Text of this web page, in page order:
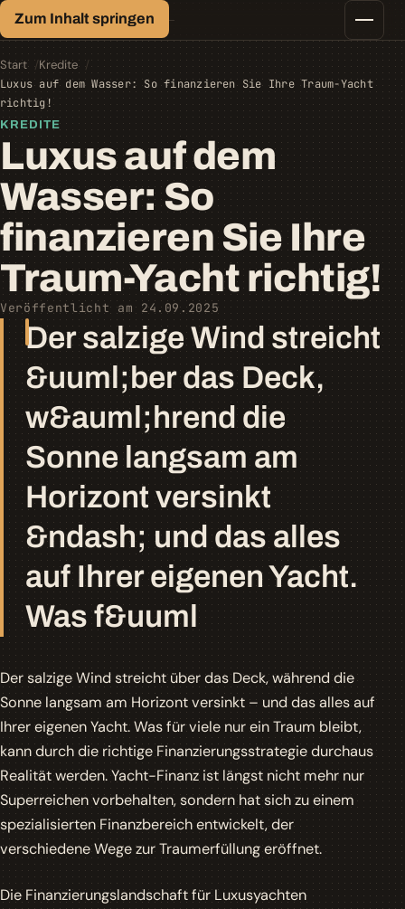
Zum Inhalt springen
Finanz-Lexikon
Geld, einfach erklärt.
Finanztipps
Kredite
Geld-/Vermögensanlage
Krypto
Steuern
Start Kredite
Luxus auf dem Wasser: So finanzieren Sie Ihre Traum-Yacht
richtig!
KREDITE
Luxus auf dem
Wasser: So
finanzieren Sie Ihre
Traum-Yacht richtig!
Veröffentlicht am 24.09.2025
Der salzige Wind streicht
&uuml;ber das Deck,
w&auml;hrend die
Sonne langsam am
Horizont versinkt
&ndash; und das alles
auf Ihrer eigenen Yacht.
Was f&uuml
Der salzige Wind streicht über das Deck, während die
Sonne langsam am Horizont versinkt – und das alles auf
Ihrer eigenen Yacht. Was für viele nur ein Traum bleibt,
kann durch die richtige Finanzierungsstrategie durchaus
Realität werden. Yacht-Finanz ist längst nicht mehr nur
Superreichen vorbehalten, sondern hat sich zu einem
spezialisierten Finanzbereich entwickelt, der
verschiedene Wege zur Traumerfüllung eröffnet.
Die Finanzierungslandschaft für Luxusyachten